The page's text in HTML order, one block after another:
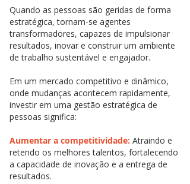
Quando as pessoas são geridas de forma
estratégica, tornam-se agentes
transformadores, capazes de impulsionar
resultados, inovar e construir um ambiente
de trabalho sustentável e engajador.
Em um mercado competitivo e dinâmico,
onde mudanças acontecem rapidamente,
investir em uma gestão estratégica de
pessoas significa:
Aumentar a competitividade: Atraindo e
retendo os melhores talentos, fortalecendo
a capacidade de inovação e a entrega de
resultados.